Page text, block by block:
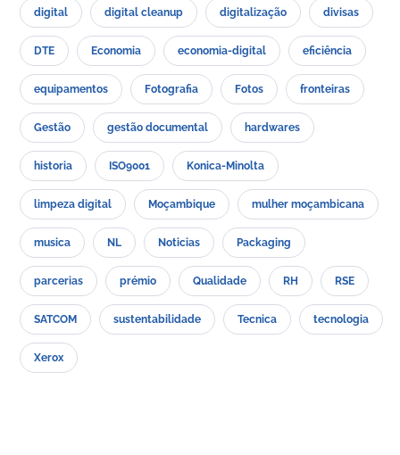
digital digital cleanup digitalização divisas
DTE Economia economia-digital eficiência
equipamentos Fotografia Fotos fronteiras
Gestão gestão documental hardwares
historia ISO9001 Konica-Minolta
limpeza digital Moçambique mulher moçambicana
musica NL Noticias Packaging
parcerias prémio Qualidade RH RSE
SATCOM sustentabilidade Tecnica tecnologia
Xerox